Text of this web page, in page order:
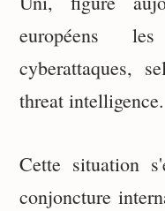
européens
cyberattaques,
threat intelligence.
Cette situation
conjoncture